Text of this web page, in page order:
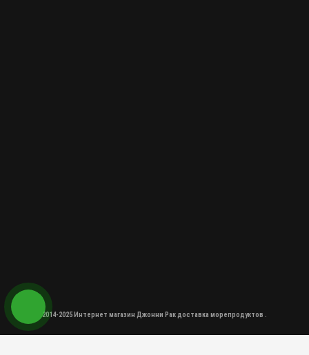
2014-2025 Интернет магазин Джонни Рак доставка морепродуктов .